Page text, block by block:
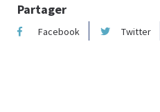
Partager
Facebook Twitter